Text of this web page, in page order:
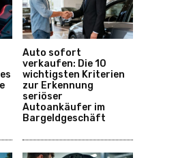
Auto sofort
verkaufen: Die 10
wichtigsten Kriterien
zur Erkennung
seriöser
Autoankäufer im
Bargeldgeschäft